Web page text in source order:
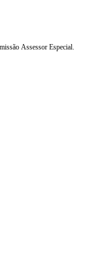
Assessor Especial.